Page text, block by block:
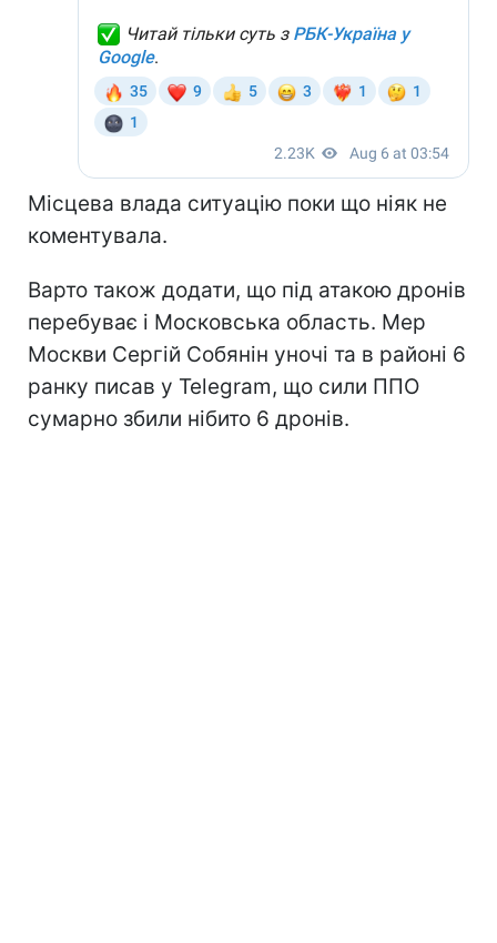
Місцева влада ситуацію поки що ніяк не
коментувала.
Варто також додати, що під атакою дронів
перебуває і Московська область. Мер
Москви Сергій Собянін уночі та в районі 6
ранку писав у Telegram, що сили ППО
сумарно збили нібито 6 дронів.